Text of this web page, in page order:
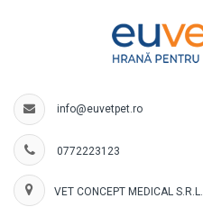
info@euvetpet.ro
0772223123
VET CONCEPT MEDICAL S.R.L.